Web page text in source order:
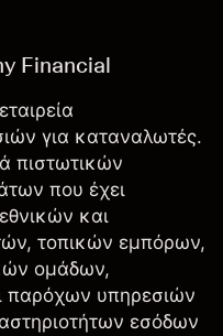
Financial
για καταναλωτές.
πιστωτικών
που έχει
και
τοπικών εμπόρων,
ομάδων,
παρόχων υπηρεσιών
εσόδων